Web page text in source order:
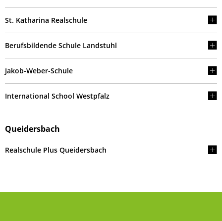
St. Katharina Realschule
Berufsbildende Schule Landstuhl
Jakob-Weber-Schule
International School Westpfalz
Queidersbach
Realschule Plus Queidersbach